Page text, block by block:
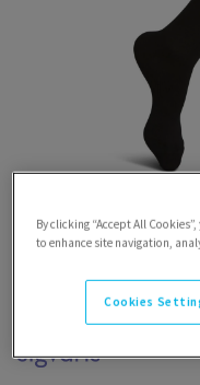
By clicking “Accept All
to enhance site navigation,
Cookies